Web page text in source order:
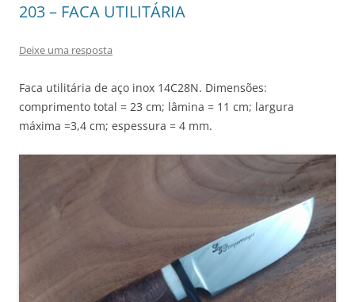
203 – FACA UTILITÁRIA
Deixe uma resposta
Faca utilitária de aço inox 14C28N. Dimensões:
comprimento total = 23 cm; lâmina = 11 cm; largura
máxima =3,4 cm; espessura = 4 mm.